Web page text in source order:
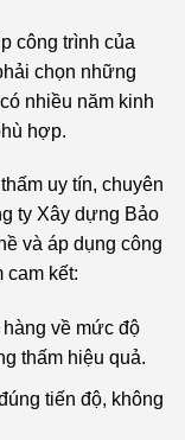
công trình của
chọn những
nhiều năm kinh
hợp.
uy tín, chuyên
ty Xây dựng Bảo
và áp dụng công
cam kết:
về mức độ
thấm hiệu quả.
tiến độ, không